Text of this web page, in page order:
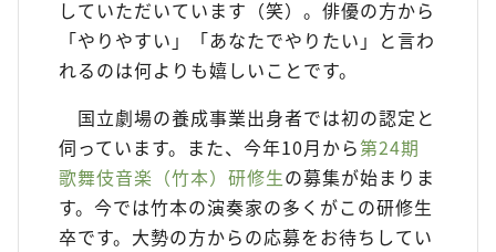
していただいています（笑）。俳優の方から
「やりやすい」「あなたでやりたい」と言わ
れるのは何よりも嬉しいことです。
国立劇場の養成事業出身者では初の認定と
伺っています。また、今年10月から第24期
歌舞伎音楽（竹本）研修生の募集が始まりま
す。今では竹本の演奏家の多くがこの研修生
卒です。大勢の方からの応募をお待ちしてい